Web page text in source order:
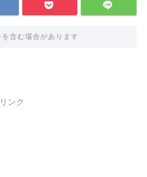
含む場合があります
ンク